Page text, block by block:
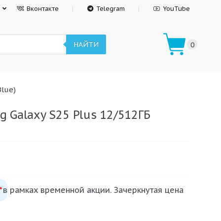
Вконтакте Telegram YouTube
НАЙТИ 0
Galaxy S25 Plus 12/512ГБ
рамках временной акции. Зачеркнутая цена